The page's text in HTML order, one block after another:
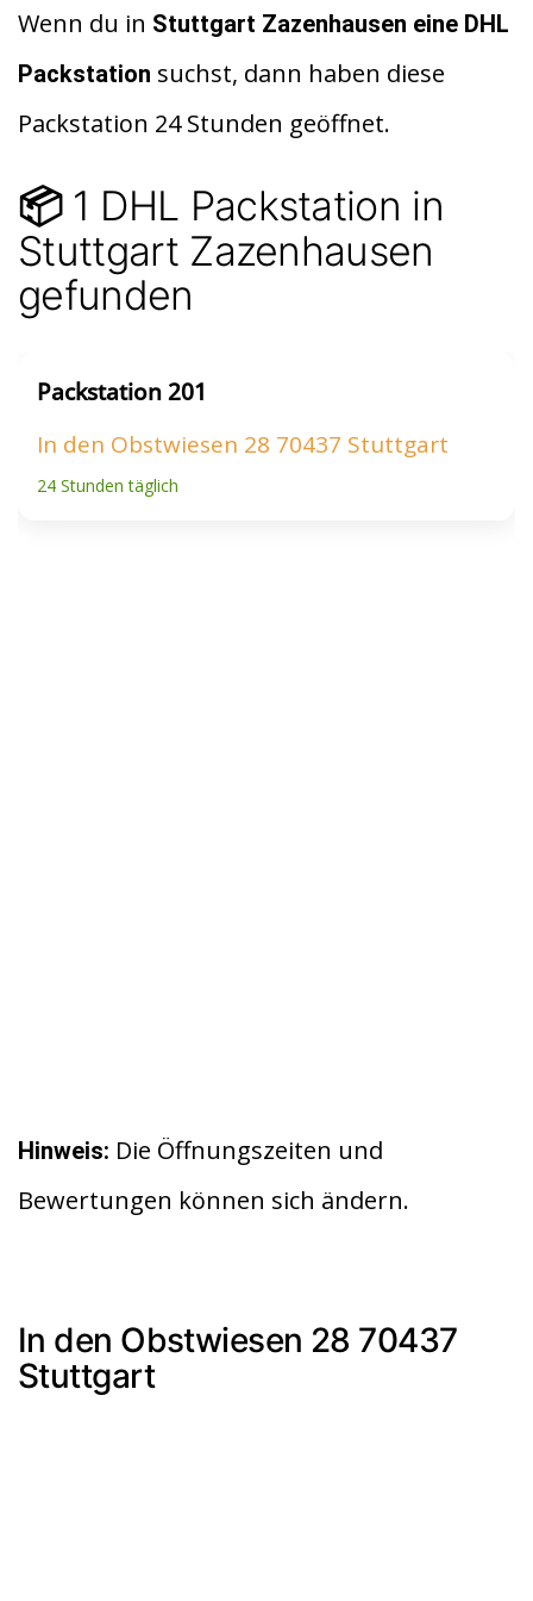
d
di
t
at
s
A
p
p
le
n
Wenn du in Stuttgart Zazenhausen eine DHL
Packstation suchst, dann haben diese
Packstation 24 Stunden geöffnet.
📦1 DHL Packstation in
Stuttgart Zazenhausen
gefunden
Packstation 201
In den Obstwiesen 28 70437 Stuttgart
24 Stunden täglich
Hinweis: Die Öffnungszeiten und
Bewertungen können sich ändern.
In den Obstwiesen 28 70437
Stuttgart